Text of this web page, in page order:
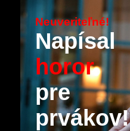
Neuveriteľné!
Napísal
horor
pre
prvákov!